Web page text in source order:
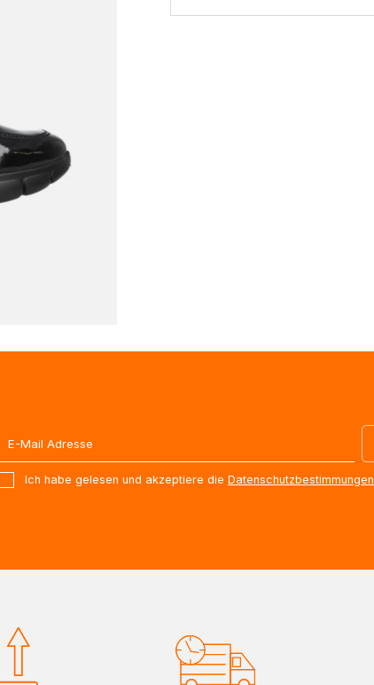
Ich habe gelesen und akzeptiere die Datenschutzbestimmungen